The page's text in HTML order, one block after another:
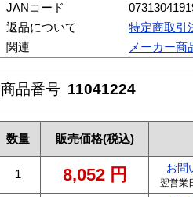
JANコード
返品について
特定商取引
関連
メーカー商
商品番号 11041224
数量 販売価格(税込)
1 8,052 円 お問
翌営業